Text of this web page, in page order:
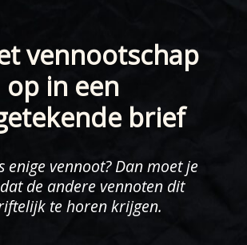
enige vennoot? Dan moet je
de andere vennoten dit
te horen krijgen.
vennootschap
op in een
brief